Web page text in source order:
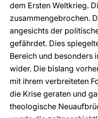
dem Ersten Weltkrieg.
zusammengebrochen.
angesichts der
gefährdet. Dies
Bereich und besonders
wider. Die bislang
mit ihrem verbreiteten
die Krise geraten und
theologische